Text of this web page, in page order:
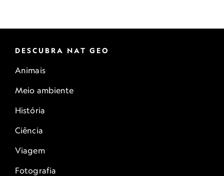
DESCUBRA NAT GEO
Animais
Meio ambiente
História
Ciência
Viagem
Fotografia